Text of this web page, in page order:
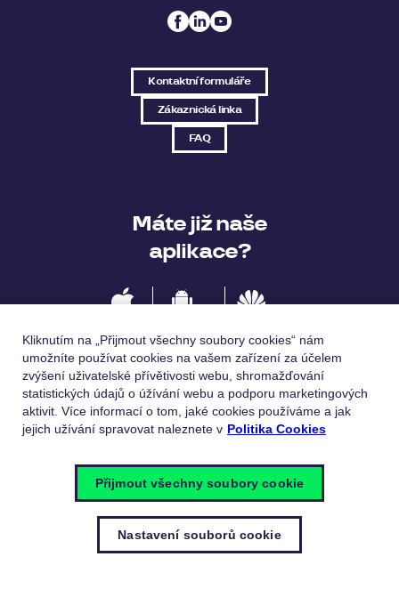
Kontaktní formuláře
Zákaznická linka
FAQ
Máte již naše
aplikace?
Jazykové verze
English
Kliknutím na „Přijmout všechny soubory cookies“ nám
umožníte používat cookies na vašem zařízení za účelem
zvýšení uživatelské přívětivosti webu, shromažďování
statistických údajů o úžívání webu a podporu marketingových
aktivit. Více informací o tom, jaké cookies používáme a jak
jejich užívání spravovat naleznete v Politika Cookies
Nastavení souborů cookie
Přijmout všechny soubory cookie